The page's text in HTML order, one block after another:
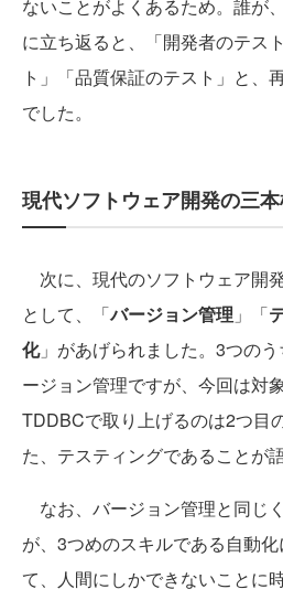
ないことがよくあるため。誰が
に立ち返ると、「開発者のテス
ト」「品質保証のテスト」と、
でした。
現代ソフトウェア開発の三
次に、現代のソフトウェア開
として、「バージョン管理 」「
化」があげられました。3つの
ージョン管理ですが、今回は対
TDDBCで取り上げるのは2つ目
た、テスティングであることが
なお、バージョン管理と同じ
が、3つめのスキルである自動
て、人間にしかできないことに